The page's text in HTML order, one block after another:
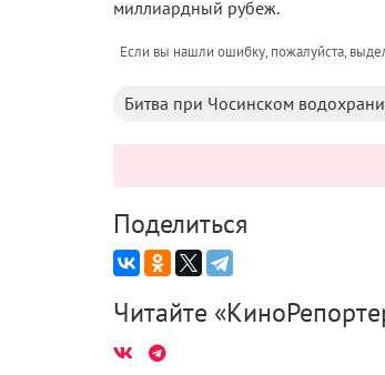
миллиардный рубеж.
Если вы нашли ошибку, пожалуйста,
Битва при Чосинском
Поделиться
Читайте